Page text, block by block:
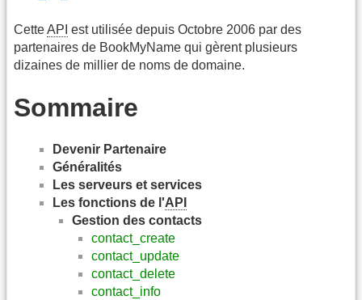
CetteAPI est utilisée depuis Octobre 2006 par des
partenaires de BookMyName qui gèrent plusieurs
dizaines de millier de noms de domaine.
Sommaire
Devenir Partenaire
Généralités
Les serveurs et services
Les fonctions de l'API
Gestion des contacts
contact_create
contact_update
contact_delete
contact_info